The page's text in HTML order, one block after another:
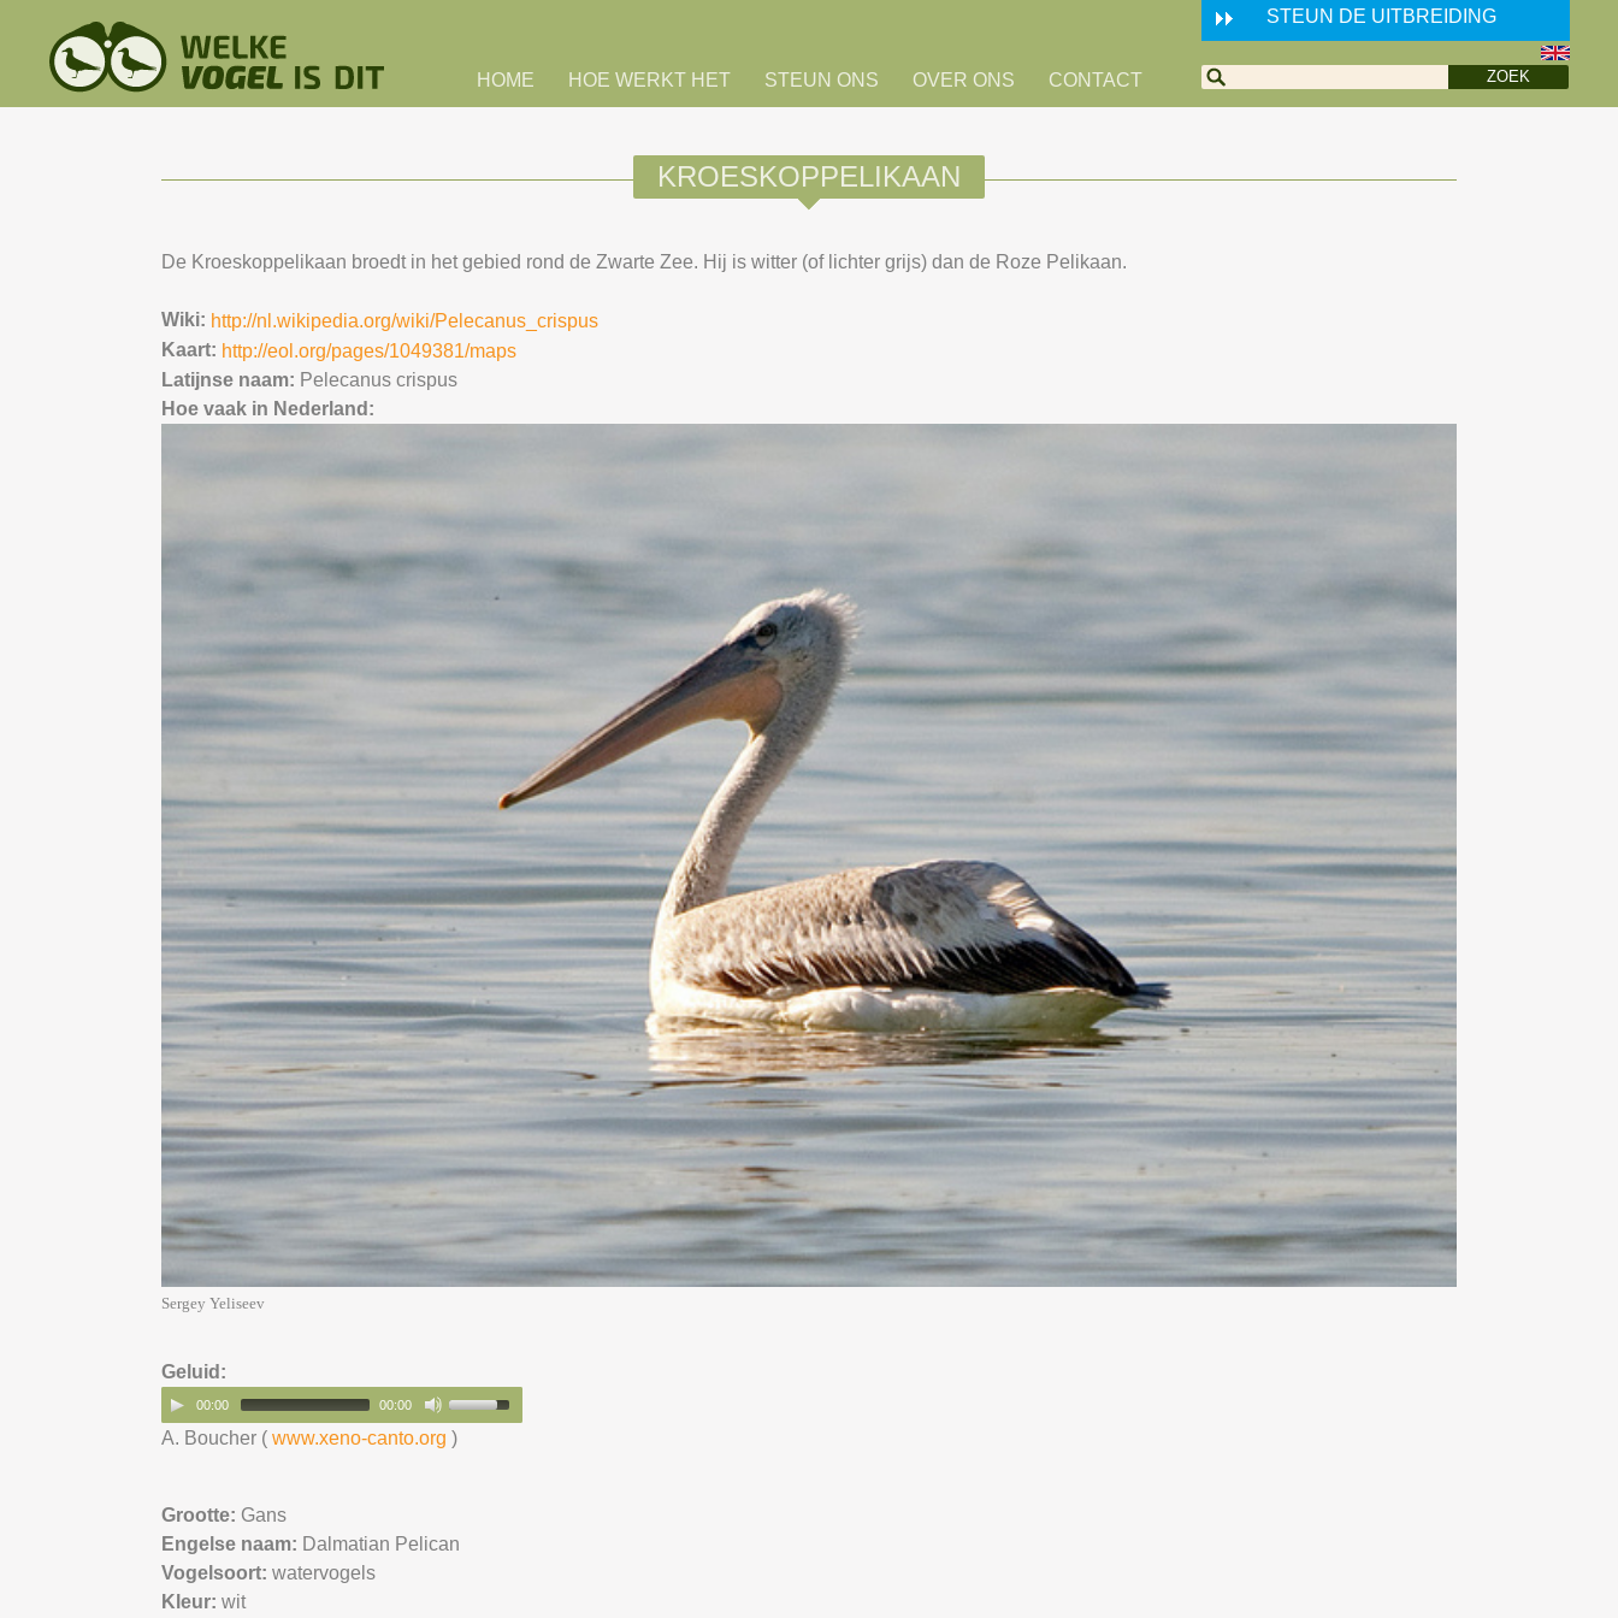
STEUN DE UITBREIDING
HOME HOE WERKT HET STEUN ONS OVER ONS CONTACT
KROESKOPPELIKAAN
De Kroeskoppelikaan broedt in het gebied rond de Zwarte Zee. Hij is witter (of lichter grijs) dan de Roze Pelikaan.
Wiki: http://nl.wikipedia.org/wiki/Pelecanus_crispus
Kaart: http://eol.org/pages/1049381/maps
Latijnse naam: Pelecanus crispus
Hoe vaak in Nederland:
Sergey Yeliseev
Geluid:
00:00 00:00
A. Boucher (www.xeno-canto.org )
Grootte: Gans
Engelse naam: Dalmatian Pelican
Vogelsoort:watervogels
Kleur:wit